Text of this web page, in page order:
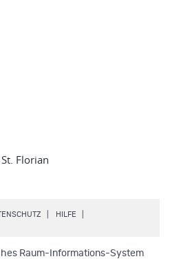
Florian
HILFE
Raum-Informations-System